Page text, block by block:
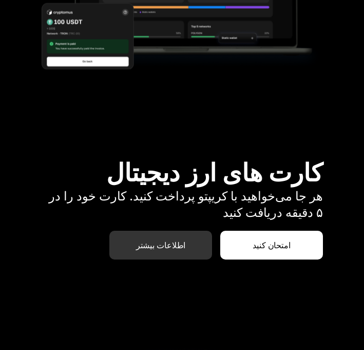
کارت های ارز دیجیتال
هر جا می‌خواهید با کریپتو پرداخت کنید. کارت خود را در
۵ دقیقه دریافت کنید
امتحان کنید اطلاعات بیشتر